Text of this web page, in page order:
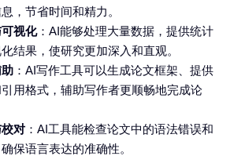
，节省时间和精力。
视化：AI能够处理大量数据，提供统计
结果，使研究更加深入和直观。
：AI写作工具可以生成论文框架、提供
用格式，辅助写作者更顺畅地完成论
对 ：AI工具能检查论文中的语法错误和
保语言表达的准确性。